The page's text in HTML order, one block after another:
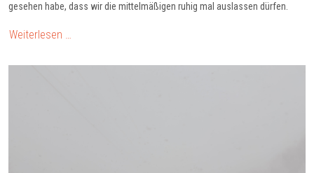
gesehen habe, dass wir die mittelmäßigen ruhig mal auslassen dürfen.
Weiterlesen …